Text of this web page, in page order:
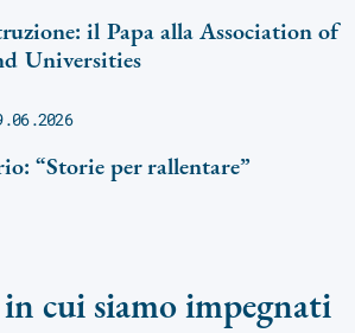
il Papa alla Association of
Universities
“Storie per rallentare”
cui siamo impegnati